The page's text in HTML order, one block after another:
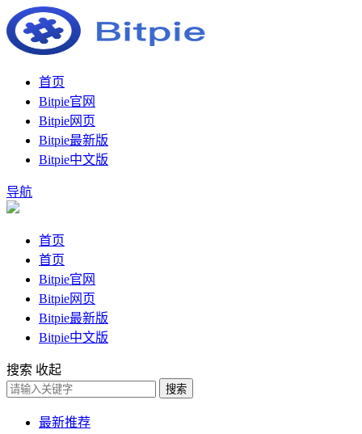
首页
Bitpie官网
Bitpie网页
Bitpie最新版
Bitpie中文版
导航
首页
首页
Bitpie官网
Bitpie网页
Bitpie最新版
Bitpie中文版
搜索 收起
搜索
最新推荐